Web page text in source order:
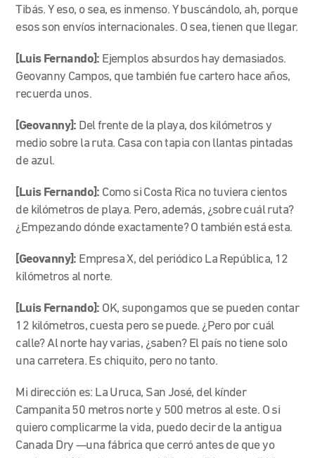
Tibás. Y eso, o sea, es inmenso. Y buscándolo, ah, porque
esos son envíos internacionales. O sea, tienen que llegar.
[Luis Fernando]: Ejemplos absurdos hay demasiados.
Geovanny Campos, que también fue cartero hace años,
recuerda unos.
[Geovanny]: Del frente de la playa, dos kilómetros y
medio sobre la ruta. Casa con tapia con llantas pintadas
de azul.
[Luis Fernando]: Como si Costa Rica no tuviera cientos
de kilómetros de playa. Pero, además, ¿sobre cuál ruta?
¿Empezando dónde exactamente? O también está esta.
[Geovanny]: Empresa X, del periódico La República, 12
kilómetros al norte.
[Luis Fernando]: OK, supongamos que se pueden contar
12 kilómetros, cuesta pero se puede. ¿Pero por cuál
calle? Al norte hay varias, ¿saben? El país no tiene solo
una carretera. Es chiquito, pero no tanto.
Mi dirección es: La Uruca, San José, del kínder
Campanita 50 metros norte y 500 metros al este. O si
quiero complicarme la vida, puedo decir de la antigua
Canada Dry —una fábrica que cerró antes de que yo